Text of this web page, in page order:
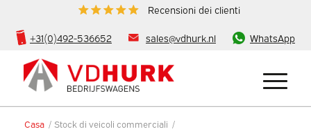
Recensioni dei clienti
+31(0)492-536652 sales@vdhurk.nl WhatsApp
Casa / Stock di veicoli commerciali /